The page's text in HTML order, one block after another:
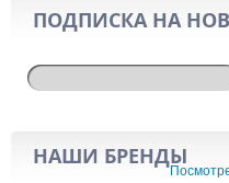
ПОДПИСКА НА
НАШИ БРЕНДЫ